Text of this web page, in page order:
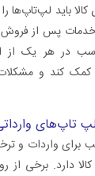
باید لپ‌تاپ‌ها
خدمات پس از
در هر یک از
کمک کند و
تاپ‌های
واردات و
کالا دارد. برخی